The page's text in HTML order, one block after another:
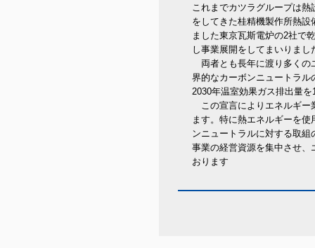
これまでカツラグループは
をしてきた桂精機製作所熱
ました東京瓦斯電炉の2社で
し事業展開をしてまいりまし
両者とも長年に渡り多くの
界的なカーボンニュートラル
2030年温室効果ガス排出量
この宣言によりエネルギー
ます。特に熱エネルギーを
ンニュートラルに対する取
事業の経営資源を集中させ
おります